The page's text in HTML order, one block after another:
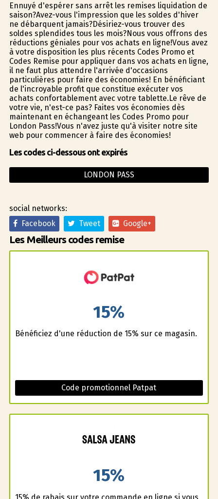
Ennuyé d'espérer sans arrêt les remises liquidation de
saison?Avez-vous l'impression que les soldes d'hiver
ne débarquent jamais?Désiriez-vous trouver des
soldes splendides tous les mois?Nous vous offrons des
réductions géniales pour vos achats en ligne!Vous avez
à votre disposition les plus récents Codes Promo et
Codes Remise pour appliquer dans vos achats en ligne,
il ne faut plus attendre l'arrivée d'occasions
particulières pour faire des économies! En bénéficiant
de l'incroyable profit que constitue exécuter vos
achats confortablement avec votre tablette.Le rêve de
votre vie, n'est-ce pas? Faites vos économies dès
maintenant en échangeant les Codes Promo pour
London Pass!Vous n'avez juste qu'à visiter notre site
web pour commencer à faire des économies!
Les codes ci-dessous ont expirés
LONDON PASS
social networks:
Facebook
Tweet Google+
Les Meilleurs codes remise
15%
Bénéficiez d'une réduction de 15% sur ce magasin.
Code promotionnel Patpat
15%